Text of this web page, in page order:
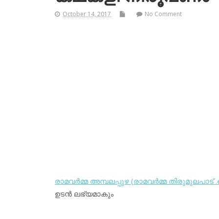
October 14, 2017 No Comment
രാമവര്‍മ്മ അമ്പലപ്പുഴ (രാമവര്‍മ്മ തിരുമുലപാട്
ഉടന്‍ ലഭ്യമാകും